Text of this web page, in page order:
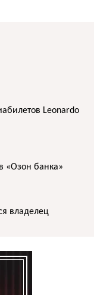
Leonardo
«Озон банка»
владелец